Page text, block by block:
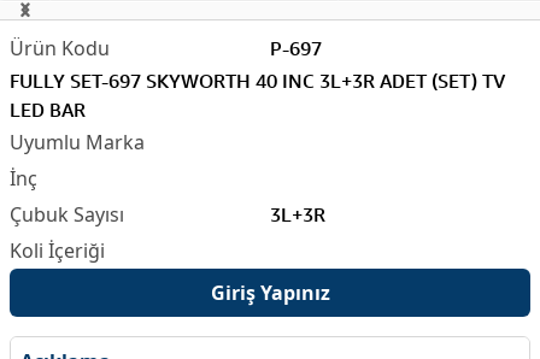
P-697
FULLY SET-697 SKYWORTH 40 INC 3L+3R ADET (SET) TV
LED BAR
3L+3R
Giriş Yapınız